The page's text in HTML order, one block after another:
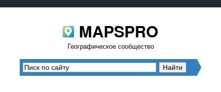
MAPSPRO
Географическое сообщество